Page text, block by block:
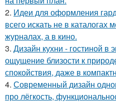
2. Идеи для оформления
всего искать не в
журналах, а в кино.
3. Дизайн кухни - гостиной в
ощущение близости к
спокойствия, даже в
4. Современный дизайн
про лёгкость,